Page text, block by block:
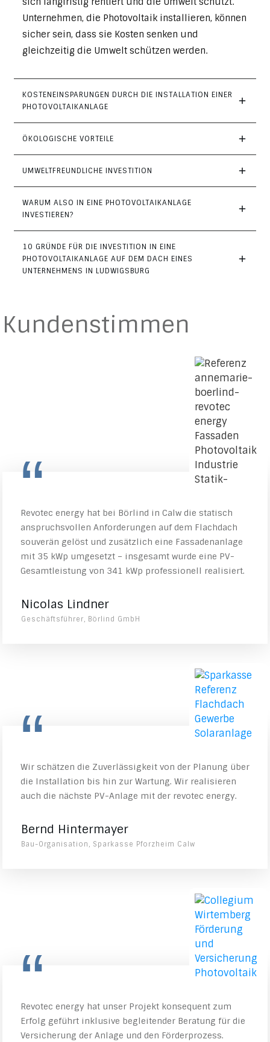
Unternehmen, die Photovoltaik installieren, können
sicher sein, dass sie Kosten senken und
gleichzeitig die Umwelt schützen werden.
KOSTENEINSPARUNGEN DURCH DIE INSTALLATION EINER
PHOTOVOLTAIKANLAGE
ÖKOLOGISCHE VORTEILE
UMWELTFREUNDLICHE INVESTITION
WARUM ALSO IN EINE PHOTOVOLTAIKANLAGE
INVESTIEREN?
10 GRÜNDE FÜR DIE INVESTITION IN EINE
PHOTOVOLTAIKANLAGE AUF DEM DACH EINES
UNTERNEHMENS IN LUDWIGSBURG
Kundenstimmen
“
Revotec energy hat bei Börlind in Calw die statisch
anspruchsvollen Anforderungen auf dem Flachdach
souverän gelöst und zusätzlich eine Fassadenanlage
mit 35 kWp umgesetzt – insgesamt wurde eine PV-
Gesamtleistung von 341 kWp professionell realisiert.
Nicolas Lindner
Geschäftsführer, Börlind GmbH
“
Wir schätzen die Zuverlässigkeit von der Planung über
die Installation bis hin zur Wartung. Wir realisieren
auch die nächste PV-Anlage mit der revotec energy.
Bernd Hintermayer
Bau-Organisation, Sparkasse Pforzheim Calw
“
Revotec energy hat unser Projekt konsequent zum
Erfolg geführt inklusive begleitender Beratung für die
Versicherung der Anlage und den Förderprozess.